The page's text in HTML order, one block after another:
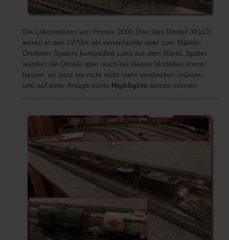
Die Lokomotiven von Primex 2000 (hier das Modell 30110)
waren in den 1970er als vereinfachte aber zum Märklin
Dreileiter System kompatible Loks auf dem Markt. Später
wurden die Details aber auch bei diesen Modellen immer
besser, so dass sie nicht nicht mehr verstecken müssen
und auf einer Anlage echte Highlights setzen können.